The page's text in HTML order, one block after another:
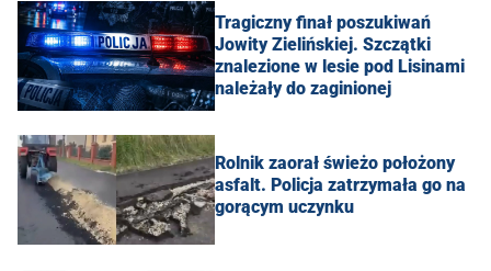
Tragiczny finał poszukiwań
Jowity Zielińskiej. Szczątki
znalezione w lesie pod Lisinami
należały do zaginionej
Rolnik zaorał świeżo położony
asfalt. Policja zatrzymała go na
gorącym uczynku